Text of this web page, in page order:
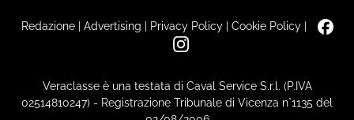
Redazione| Advertising | Privacy Policy| Cookie Policy|
Veraclasse è una testata di Caval Service S.r.l. (P.IVA
02514810247) - Registrazione Tribunale di Vicenza n°1135 del